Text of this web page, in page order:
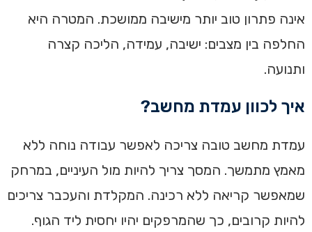
אינה פתרון טוב יותר מישיבה ממושכת. המטרה היא
החלפה בין מצבים: ישיבה, עמידה, הליכה קצרה
ותנועה.
איך לכוון עמדת מחשב?
עמדת מחשב טובה צריכה לאפשר עבודה נוחה ללא
מאמץ מתמשך. המסך צריך להיות מול העיניים, במרחק
שמאפשר קריאה ללא רכינה. המקלדת והעכבר צריכים
להיות קרובים, כך שהמרפקים יהיו יחסית ליד הגוף.